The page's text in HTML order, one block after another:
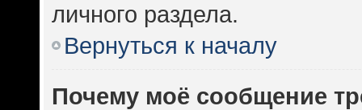
личного раздела.
Вернуться к началу
Почему моё сообщение